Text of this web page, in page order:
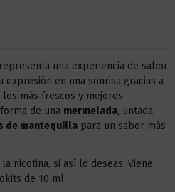
una experiencia de sabor
en una sonrisa gracias a
los más frescos y mejores
de una mermelada, untada
de mantequillapara un sabor más
nicotina, si así lo deseas. Viene
de 10 ml.